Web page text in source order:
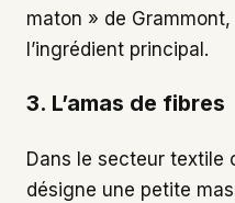
maton » de
l’ingrédient principal.
3. L’amas de fibres
Dans le secteur textile
désigne une petite